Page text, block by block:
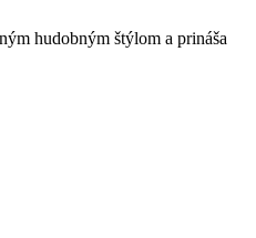
hudobným štýlom a prináša